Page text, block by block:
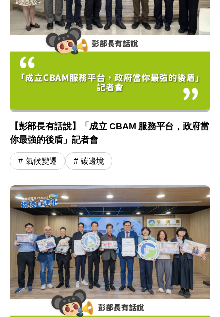
【彭部長有話說】「成立 CBAM 服務平台，政府當
你最強的後盾」記者會
氣候變遷 碳邊境